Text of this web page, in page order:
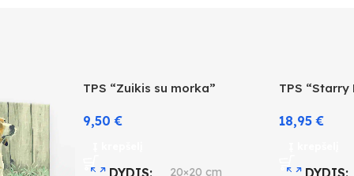
TPS “Zuikis su morka”
9,50€
DYDIS 20×20 cm
TPS “Starry
18,95€
DYDIS